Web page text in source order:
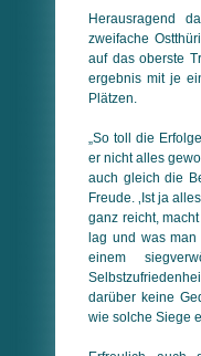
Herausragend
zweifache
auf das oberste
ergebnis mit je
Plätzen.
„So toll die
er nicht alles
auch gleich die
Freude. ‚Ist ja
ganz reicht,
lag und was man
einem
darüber keine
wie solche Siege